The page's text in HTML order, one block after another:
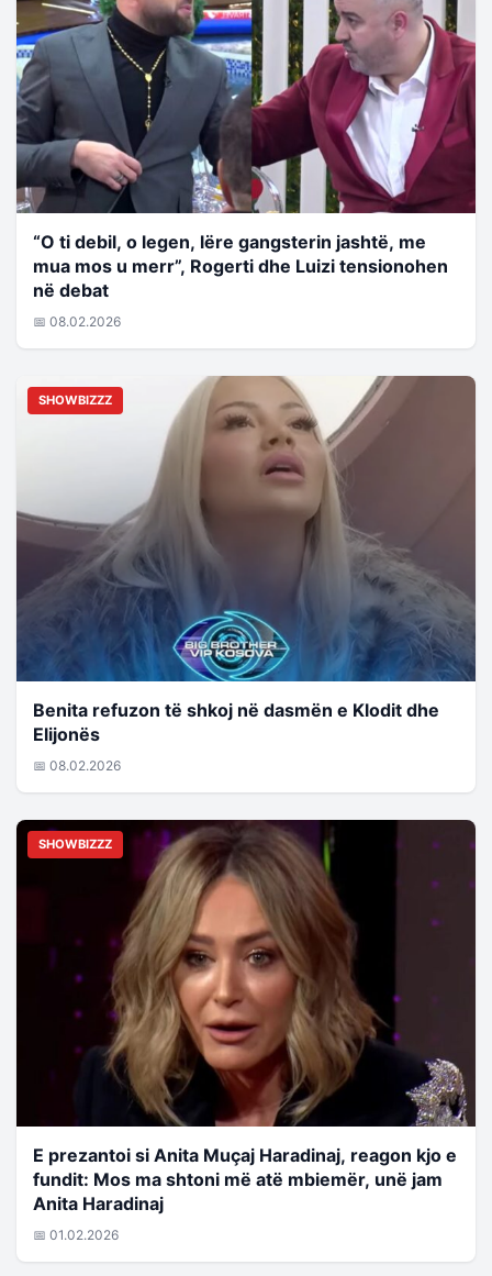
“O ti debil, o legen, lëre gangsterin jashtë, me
mua mos u merr”, Rogerti dhe Luizi tensionohen
në debat
📅 08.02.2026
SHOWBIZZZ
Benita refuzon të shkoj në dasmën e Klodit dhe
Elijonës
📅 08.02.2026
SHOWBIZZZ
E prezantoi si Anita Muçaj Haradinaj, reagon kjo e
fundit: Mos ma shtoni më atë mbiemër, unë jam
Anita Haradinaj
📅 01.02.2026